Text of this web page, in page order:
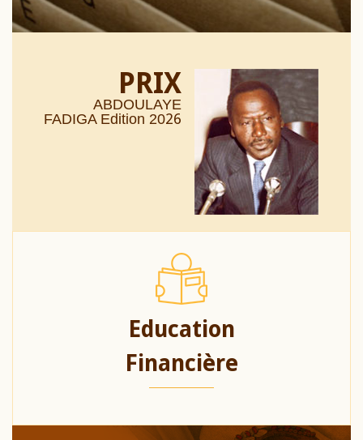
PRIX
ABDOULAYE
FADIGA Edition 2026
Education
Financière